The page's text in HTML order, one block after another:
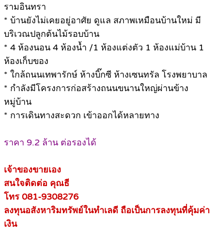
รามอินทรา
* บ้านยังไม่เคยอยู่อาศัย ดูแล สภาพเหมือนบ้านใหม่ มี
บริเวณปลูกต้นไม้รอบบ้าน
* 4 ห้องนอน 4 ห้องน้ำ /1 ห้องแต่งตัว 1 ห้องแม่บ้าน 1
ห้องเก็บของ
* ใกล้ถนนเทพารักษ์ ห้างบิ๊กซี ห้างเซนทรัล โรงพยาบาล
* กำลังมีโครงการก่อสร้างถนนขนานใหญ่ผ่านข้าง
หมู่บ้าน
* การเดินทางสะดวก เข้าออกได้หลายทาง
ราคา 9.2 ล้าน ต่อรองได้
เจ้าของขายเอง
สนใจติดต่อ คุณธี
โทร 081-9308276
ลงทุนอสังหาริมทรัพย์ในทำเลดี ถือเป็นการลงทุนที่คุ้มค่า
เงิน